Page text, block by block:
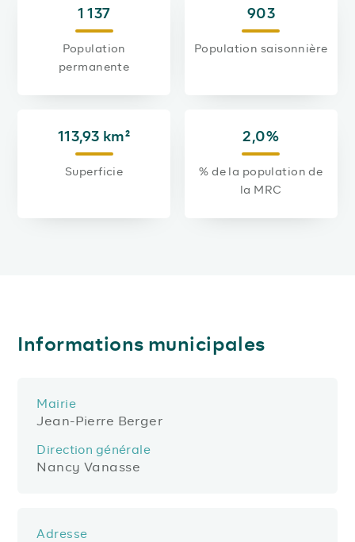
1 137
Population
permanente
903
Population saisonnière
113,93 km²
Superficie
2,0%
% de la population de
la MRC
Informations municipales
Mairie
Jean-Pierre Berger
Direction générale
Nancy Vanasse
Adresse